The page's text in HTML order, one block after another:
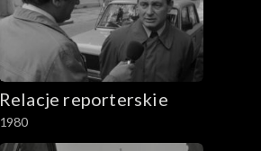
Relacje reporterskie
1980